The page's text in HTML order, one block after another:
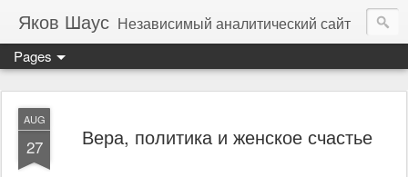
Яков Шаус Независимый аналитический сайт
Pages
AUG
27 Вера, политика и женское счастье